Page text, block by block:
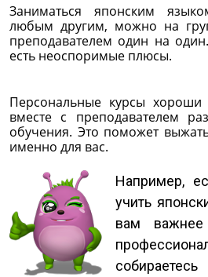
Заниматься японским
любым другим, можно на
преподавателем один на
есть неоспоримые плюсы.
Персональные курсы
вместе с преподавателем
обучения. Это поможет
именно для вас.
Например,
учить
вам